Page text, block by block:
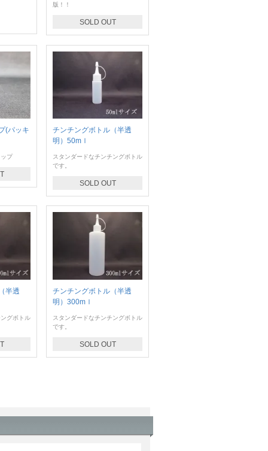
版！！
SOLD OUT
(パッキ
プ
チンチングボトル（半透
明）50mｌ
スタンダードなチンチングボトル
です。
SOLD OUT
半透
グボトル
チンチングボトル（半透
明）300mｌ
スタンダードなチンチングボトル
です。
SOLD OUT